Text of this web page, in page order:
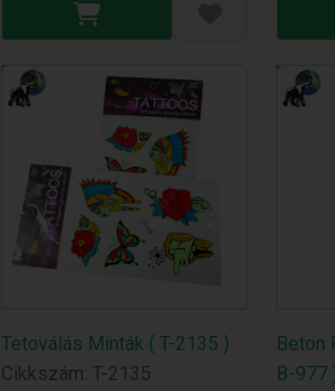
Tetoválás Minták ( T-2135 )
Cikkszám: T-2135
Beton
B-977